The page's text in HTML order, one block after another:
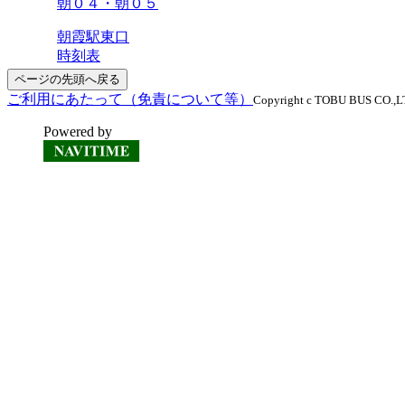
朝０４・朝０５
朝霞駅東口
時刻表
ページの先頭へ戻る
ご利用にあたって（免責について等） Copyright c TOBU BUS
Powered by